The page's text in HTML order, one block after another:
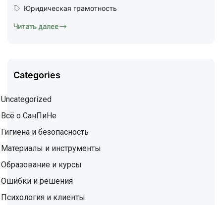
Юридическая грамотность
Читать далее
Categories
Uncategorized
Всё о СанПиНе
Гигиена и безопасность
Материалы и инструменты
Образование и курсы
Ошибки и решения
Психология и клиенты